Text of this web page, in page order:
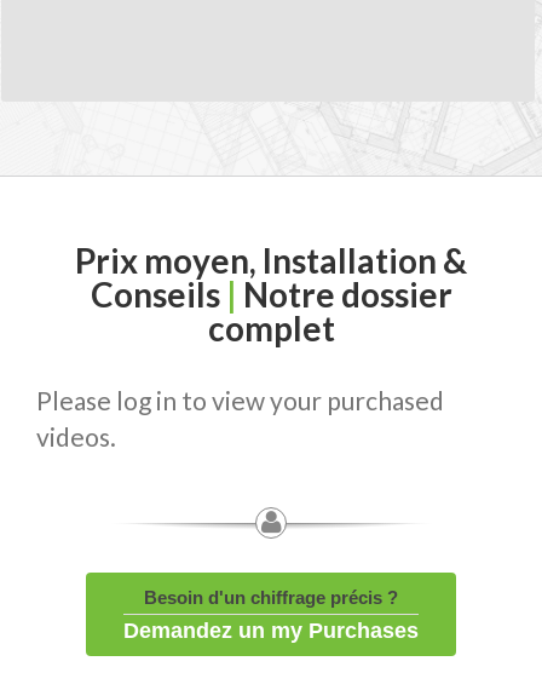
Prix moyen, Installation &
Conseils | Notre dossier
complet
Please log in to view your purchased
videos.
Besoin d'un chiffrage précis ?
Demandez un my Purchases